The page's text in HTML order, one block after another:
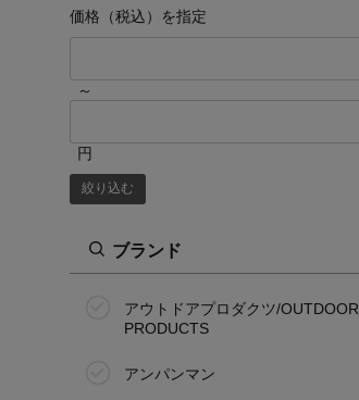
19.0cm
21.0cm
22.5cm
23.0cm
24.0cm
30.0cm
価格（税込）を指定
～
円
絞り込む
ブランド
アウトドアプロダクツ/OUTDOOR
PRODUCTS
アンパンマン